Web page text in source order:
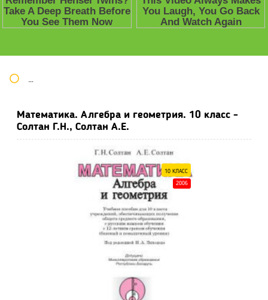
Школьные учебники / Презентации по предметам
Математика. Алгебра и геометрия. 10 класс -
Солтан Г.Н., Солтан А.Е.
10 КЛАСС
2006